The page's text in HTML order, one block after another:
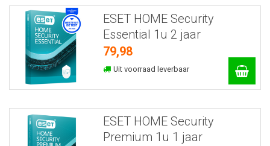
ESET HOME Security
Essential 1u 2 jaar
79,98
Uit voorraad leverbaar
ESET HOME Security
Premium 1u 1 jaar